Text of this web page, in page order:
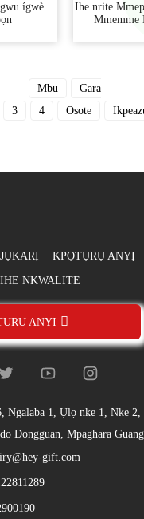
ígwè
Ihe nrite
Mmemme
Mbụ
Gara
3 4 Osote
KPỌTỤRỤ ANYỊ
IHE NKWALITE
ANYỊ
Ngalaba 1, Ụlọ nke 1, Nke
Dongguan, Mpaghara
gift.com